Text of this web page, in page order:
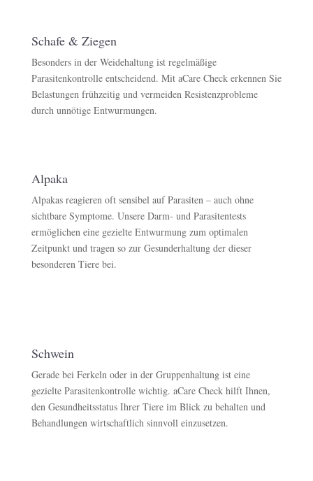
Schafe & Ziegen
Besonders in der Weidehaltung ist regelmäßige
Parasitenkontrolle entscheidend. Mit aCare Check erkennen Sie
Belastungen frühzeitig und vermeiden Resistenzprobleme
durch unnötige Entwurmungen.
Alpaka
Alpakas reagieren oft sensibel auf Parasiten – auch ohne
sichtbare Symptome. Unsere Darm- und Parasitentests
ermöglichen eine gezielte Entwurmung zum optimalen
Zeitpunkt und tragen so zur Gesunderhaltung der dieser
besonderen Tiere bei.
Schwein
Gerade bei Ferkeln oder in der Gruppenhaltung ist eine
gezielte Parasitenkontrolle wichtig. aCare Check hilft Ihnen,
den Gesundheitsstatus Ihrer Tiere im Blick zu behalten und
Behandlungen wirtschaftlich sinnvoll einzusetzen.